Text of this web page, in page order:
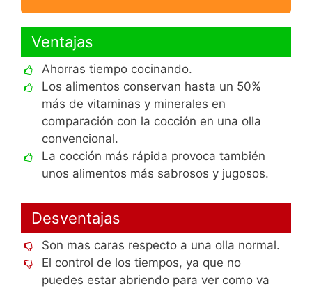
Ventajas
Ahorras tiempo cocinando.
Los alimentos conservan hasta un 50%
más de vitaminas y minerales en
comparación con la cocción en una olla
convencional.
La cocción más rápida provoca también
unos alimentos más sabrosos y jugosos.
Desventajas
Son mas caras respecto a una olla normal.
El control de los tiempos, ya que no
puedes estar abriendo para ver como va